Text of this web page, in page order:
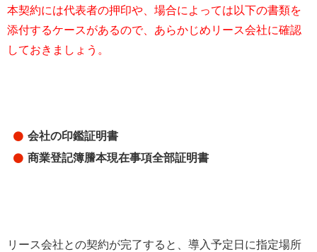
本契約には代表者の押印や、場合によっては以下の書類を
添付するケースがあるので、あらかじめリース会社に確認
しておきましょう。
会社の印鑑証明書
商業登記簿謄本現在事項全部証明書
リース会社との契約が完了すると、導入予定日に指定場所